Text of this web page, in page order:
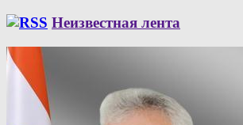
Неизвестная лента